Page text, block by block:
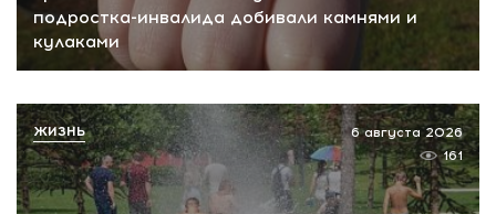
подростка-инвалида добивали камнями и
кулаками
6 августа 2026
161
ЖИЗНЬ